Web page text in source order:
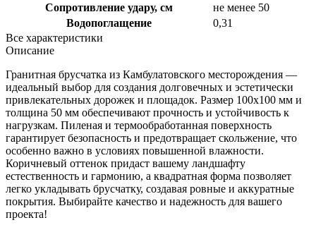
Сопротивление удару, см
не менее 50
Водопоглащение
0,31
Все характеристики
Описание
Гранитная брусчатка из Камбулатовского месторождения —
идеальный выбор для создания долговечных и эстетически
привлекательных дорожек и площадок. Размер 100х100 мм и
толщина 50 мм обеспечивают прочность и устойчивость к
нагрузкам. Пиленая и термообработанная поверхность
гарантирует безопасность и предотвращает скольжение, что
особенно важно в условиях повышенной влажности.
Коричневый оттенок придаст вашему ландшафту
естественность и гармонию, а квадратная форма позволяет
легко укладывать брусчатку, создавая ровные и аккуратные
покрытия. Выбирайте качество и надежность для вашего
проекта!